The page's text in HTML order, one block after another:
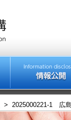
> 2025000221-1 広